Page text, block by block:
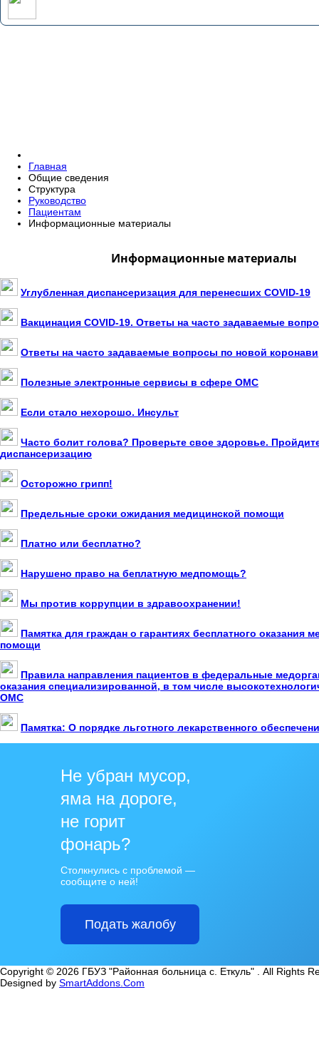
Главная
Общие сведения
Структура
Руководство
Пациентам
Информационные материалы
Информационные материалы
Углубленная диспансеризация для перенесших COVID-19
Вакцинация COVID-19. Ответы на часто задаваемые
Ответы на часто задаваемые вопросы по новой
Полезные электронные сервисы в сфере ОМС
Если стало нехорошо. Инсульт
Часто болит голова? Проверьте свое здоровье.
диспансеризацию
Осторожно грипп!
Предельные сроки ожидания медицинской помощи
Платно или бесплатно?
Нарушено право на беплатную медпомощь?
Мы против коррупции в здравоохранении!
Памятка для граждан о гарантиях бесплатного оказания
помощи
Правила направления пациентов в федеральные
оказания специализированной, в том числе
ОМС
Памятка: О порядке льготного лекарственного
Не убран мусор,
яма на дороге,
не горит
фонарь?
Столкнулись с проблемой —
сообщите о ней!
Подать жалобу
Copyright © 2026 ГБУЗ "Районная больница с. Еткуль" . All Rights
Designed by SmartAddons.Com